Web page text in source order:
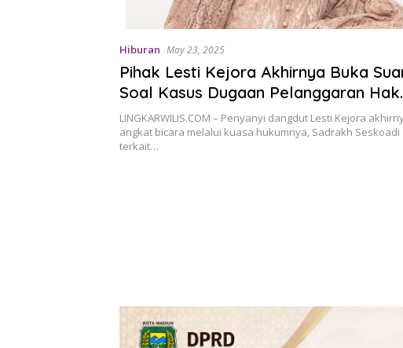
Hiburan May 23, 2025
Pihak Lesti Kejora Akhirnya Buka
Soal Kasus Dugaan Pelanggaran Hak
Cipta
LINGKARWILIS.COM – Penyanyi dangdut Lesti Kejora
angkat bicara melalui kuasa hukumnya, Sadrakh Seskoadi
terkait…